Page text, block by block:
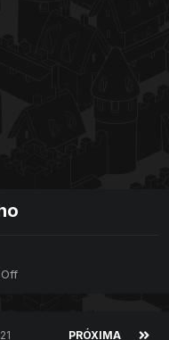
PRÓXIMA